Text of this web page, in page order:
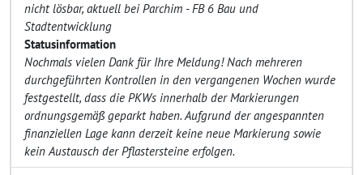
nicht lösbar, aktuell bei Parchim - FB 6 Bau und
Stadtentwicklung
Statusinformation
Nochmals vielen Dank für Ihre Meldung! Nach mehreren
durchgeführten Kontrollen in den vergangenen Wochen wurde
festgestellt, dass die PKWs innerhalb der Markierungen
ordnungsgemäß geparkt haben. Aufgrund der angespannten
finanziellen Lage kann derzeit keine neue Markierung sowie
kein Austausch der Pflastersteine erfolgen.